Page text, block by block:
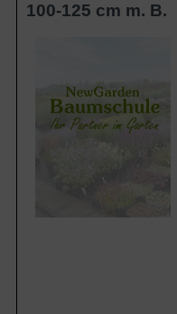
100-125 cm m. B.